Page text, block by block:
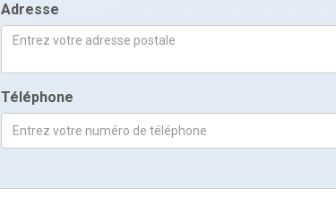
Adresse
Téléphone